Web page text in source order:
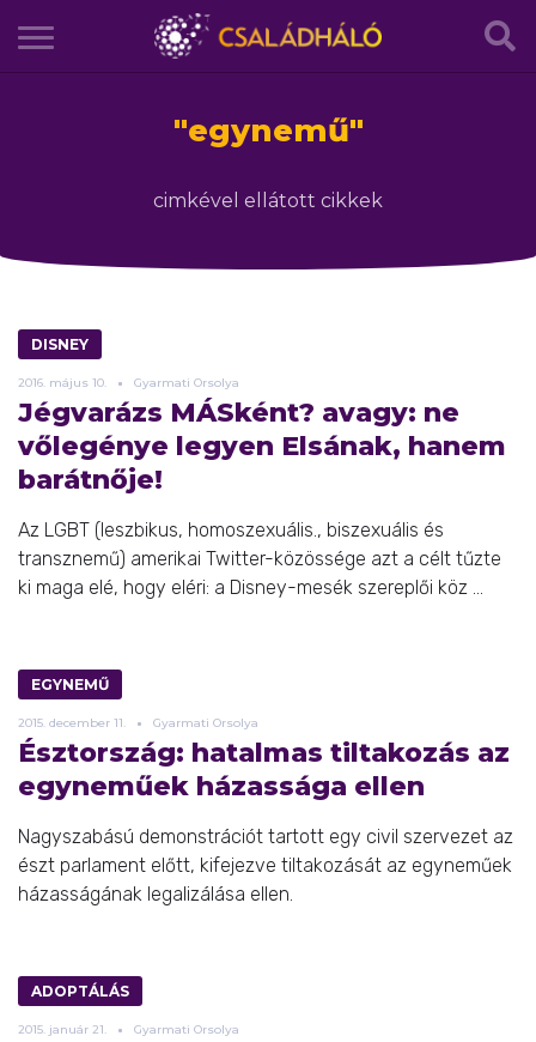
"egynemű"
cimkével ellátott cikkek
DISNEY
2016. május 10. Gyarmati Orsolya
Jégvarázs MÁSként? avagy: ne
vőlegénye legyen Elsának, hanem
barátnője!
Az LGBT (leszbikus, homoszexuális., biszexuális és
transznemű) amerikai Twitter-közössége azt a célt tűzte
ki maga elé, hogy eléri: a Disney-mesék szereplői köz ...
EGYNEMŰ
2015. december 11. Gyarmati Orsolya
Észtország: hatalmas tiltakozás az
egyneműek házassága ellen
Nagyszabású demonstrációt tartott egy civil szervezet az
észt parlament előtt, kifejezve tiltakozását az egyneműek
házasságának legalizálása ellen.
ADOPTÁLÁS
2015. január 21. Gyarmati Orsolya